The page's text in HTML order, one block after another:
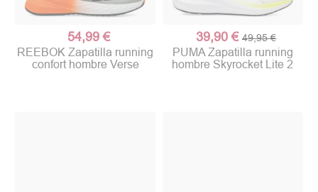
54,99 €
REEBOK Zapatilla running
confort hombre Verse
39,90 € 49,95 €
PUMA Zapatilla running
hombre Skyrocket Lite 2